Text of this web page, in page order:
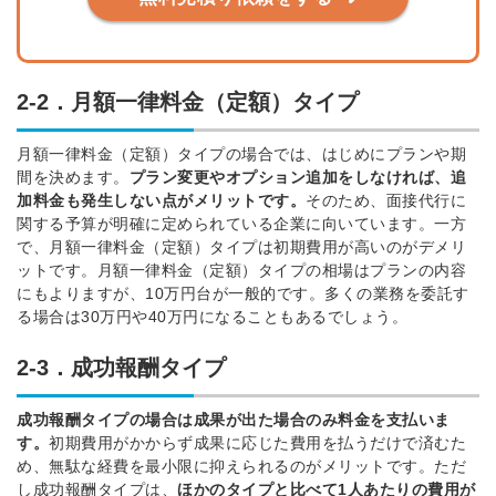
2-2．月額一律料金（定額）タイプ
月額一律料金（定額）タイプの場合では、はじめにプランや期
間を決めます。 プラン変更やオプション追加をしなければ、追
加料金も発生しない点がメリットです。 そのため、面接代行に
関する予算が明確に定められている企業に向いています。 一方
で、月額一律料金（定額）タイプは初期費用が高いのがデメリ
ットです。
月額一律料金（定額）タイプの相場はプランの内容
にもよりますが、10万円台が一般的です。多くの業務を委託す
る場合は30万円や40万円になることもあるでしょう。
2-3．成功報酬タイプ
成功報酬タイプの場合は成果が出た場合のみ料金を支払いま
す。 初期費用がかからず成果に応じた費用を払うだけで済むた
め、無駄な経費を最小限に抑えられるのがメリットです。 ただ
し成功報酬タイプは、 ほかのタイプと比べて1人あたりの費用が